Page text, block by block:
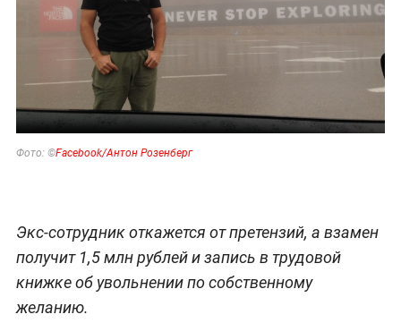
Фото: ©Facebook/Антон Розенберг
Экс-сотрудник откажется от претензий, а взамен
получит 1,5 млн рублей и запись в трудовой
книжке об увольнении по собственному
желанию.